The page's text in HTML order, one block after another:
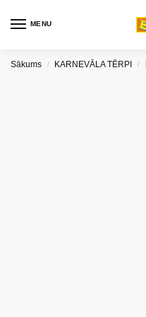
MENU
Sākums / KARNEVĀLA TĒRPI /